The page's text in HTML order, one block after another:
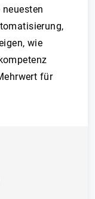
wie
für